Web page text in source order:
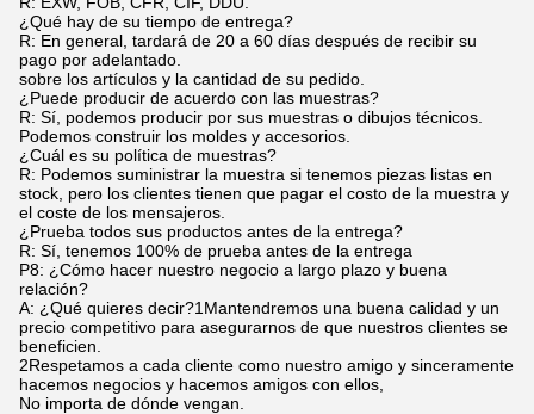
¿Qué hay de su tiempo de entrega?
R: En general, tardará de 20 a 60 días después de recibir su
pago por adelantado.
sobre los artículos y la cantidad de su pedido.
¿Puede producir de acuerdo con las muestras?
R: Sí, podemos producir por sus muestras o dibujos técnicos.
Podemos construir los moldes y accesorios.
¿Cuál es su política de muestras?
R: Podemos suministrar la muestra si tenemos piezas listas en
stock, pero los clientes tienen que pagar el costo de la muestra y
el coste de los mensajeros.
¿Prueba todos sus productos antes de la entrega?
R: Sí, tenemos 100% de prueba antes de la entrega
P8: ¿Cómo hacer nuestro negocio a largo plazo y buena
relación?
A: ¿Qué quieres decir?1Mantendremos una buena calidad y un
precio competitivo para asegurarnos de que nuestros clientes se
beneficien.
2Respetamos a cada cliente como nuestro amigo y sinceramente
hacemos negocios y hacemos amigos con ellos,
No importa de dónde vengan.